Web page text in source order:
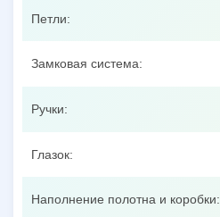
Петли:
Замковая система:
Ручки:
Глазок:
Наполнение полотна и коробки: